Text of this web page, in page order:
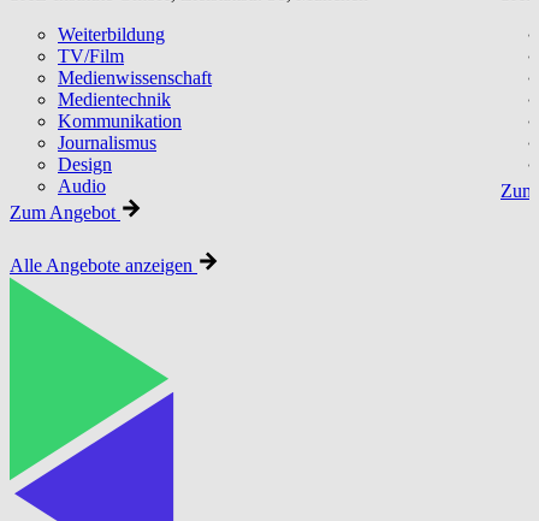
Weiterbildung
TV/Film
Medienwissenschaft
Medientechnik
Kommunikation
Journalismus
Design
Audio
Zum Angebot
Alle Angebote anzeigen